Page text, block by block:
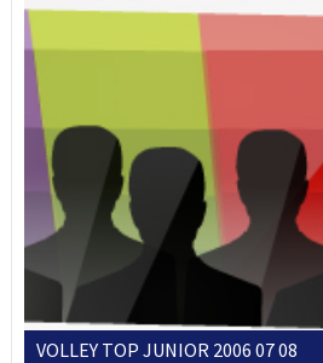
VOLLEY TOP JUNIOR 2006 07 08